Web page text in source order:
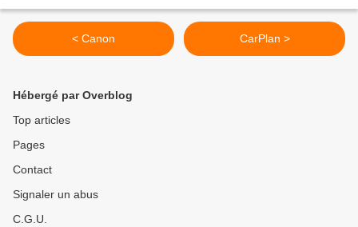
< Canon CarPlan >
Hébergé par Overblog
Top articles
Pages
Contact
Signaler un abus
C.G.U.